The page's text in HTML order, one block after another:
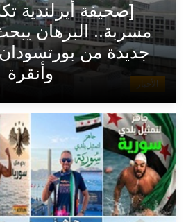
الأخبار
[صحيفة أيرلندية
مسربة.. البرهان
جديدة من
وأنقرة